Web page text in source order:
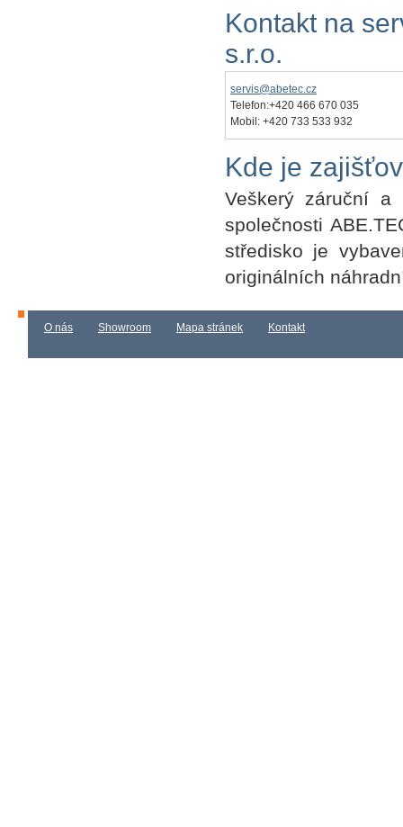
Kontakt na
s.r.o.
servis@abetec.cz
Telefon:+420 466 670 035
Mobil: +420 733 533 932
Kde je
Veškerý záruční a
společnosti
středisko je
originálních
O nás Showroom Mapa stránek Kontakt